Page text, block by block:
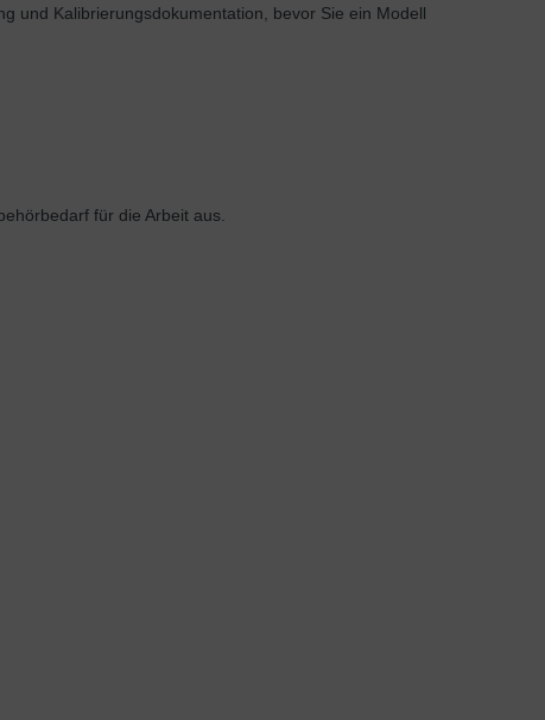
und Kalibrierungsdokumentation, bevor Sie ein Modell
für die Arbeit aus.